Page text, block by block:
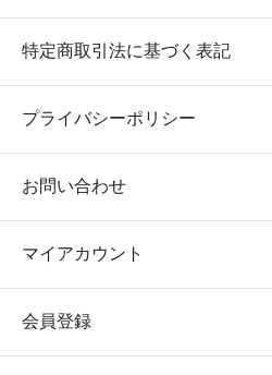
特定商取引法に基づく表記
プライバシーポリシー
お問い合わせ
マイアカウント
会員登録